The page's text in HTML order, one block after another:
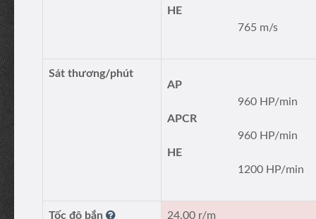
HE
765 m/s
Sát thương/phút
AP
960 HP/min
APCR
960 HP/min
HE
1200 HP/min
Tốc độ bắn 24.00 r/m